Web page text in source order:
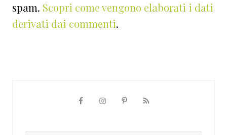
spam. Scopri come vengono elaborati i dati
derivati dai commenti.